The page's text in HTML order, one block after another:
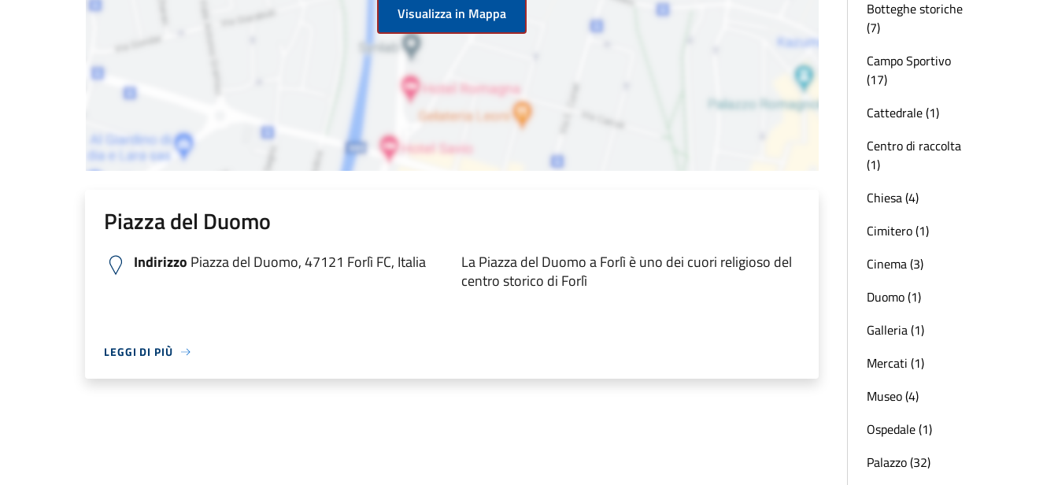
Visualizza in Mappa
Piazza del Duomo
Indirizzo Piazza del Duomo, 47121 Forlì FC, Italia
La Piazza del Duomo a Forlì è uno dei cuori religioso del
centro storico di Forlì
LEGGI DI PIÙ
Botteghe storiche
(7)
Campo Sportivo
(17)
Cattedrale (1)
Centro di raccolta
(1)
Chiesa (4)
Cimitero (1)
Cinema (3)
Duomo (1)
Galleria (1)
Mercati (1)
Museo (4)
Ospedale (1)
Palazzo (32)